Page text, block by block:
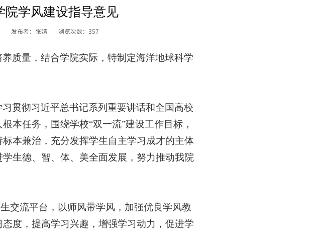
院学风建设指导意见
发布者：张婧 浏览次数： 357
养质量，结合学院实际，特制定海洋地球科学
贯彻习近平总书记系列重要讲话和全国高校
本任务，围绕学校“双一流”建设工作目标，
本兼治，充分发挥学生自主学习成才的主体
生德、智、体、美全面发展， 努力推动我院
交流平台 ， 以师风带学风， 加强优良学风教
度，提高学习兴趣，增强学习动力，促进学